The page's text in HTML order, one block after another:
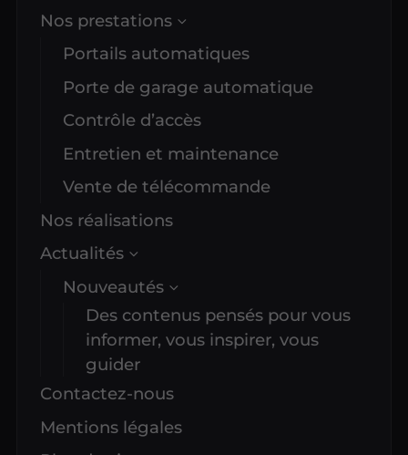
Nos prestations
Portails automatiques
Porte de garage automatique
Contrôle d’accès
Entretien et maintenance
Vente de télécommande
Nos réalisations
Actualités
Nouveautés
Des contenus pensés pour vous
informer, vous inspirer, vous
guider
Contactez-nous
Mentions légales